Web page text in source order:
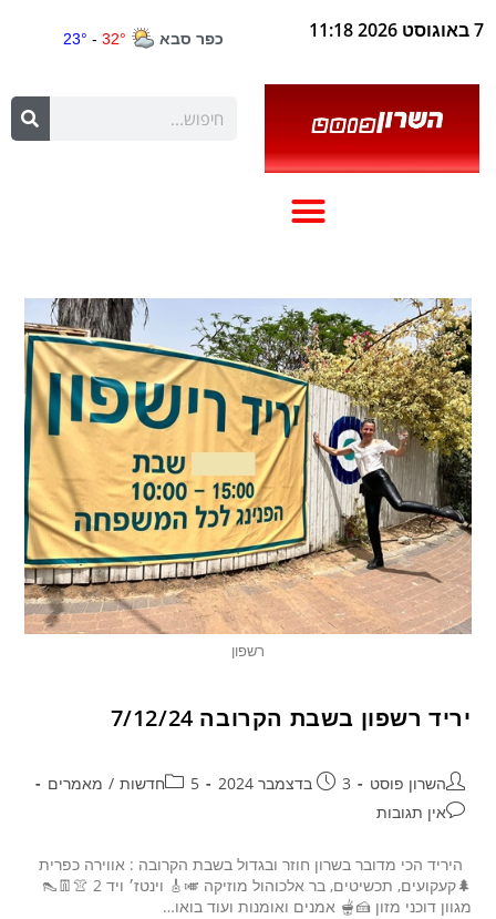
7 באוגוסט 2026 11:18
רשפון
יריד רשפון בשבת הקרובה 7/12/24
השרון פוסט 3 בדצמבר 2024 5חדשות / מאמרים
אין תגובות
היריד הכי מדובר בשרון חוזר ובגדול בשבת הקרובה : אווירה כפרית
🌲קעקועים, תכשיטים, בר אלכוהול מוזיקה 🎺🎸 וינטז׳ ויד 2 👚👖👠
מגוון דוכני מזון 🍰🫕 אמנים ואומנות ועוד בואו…